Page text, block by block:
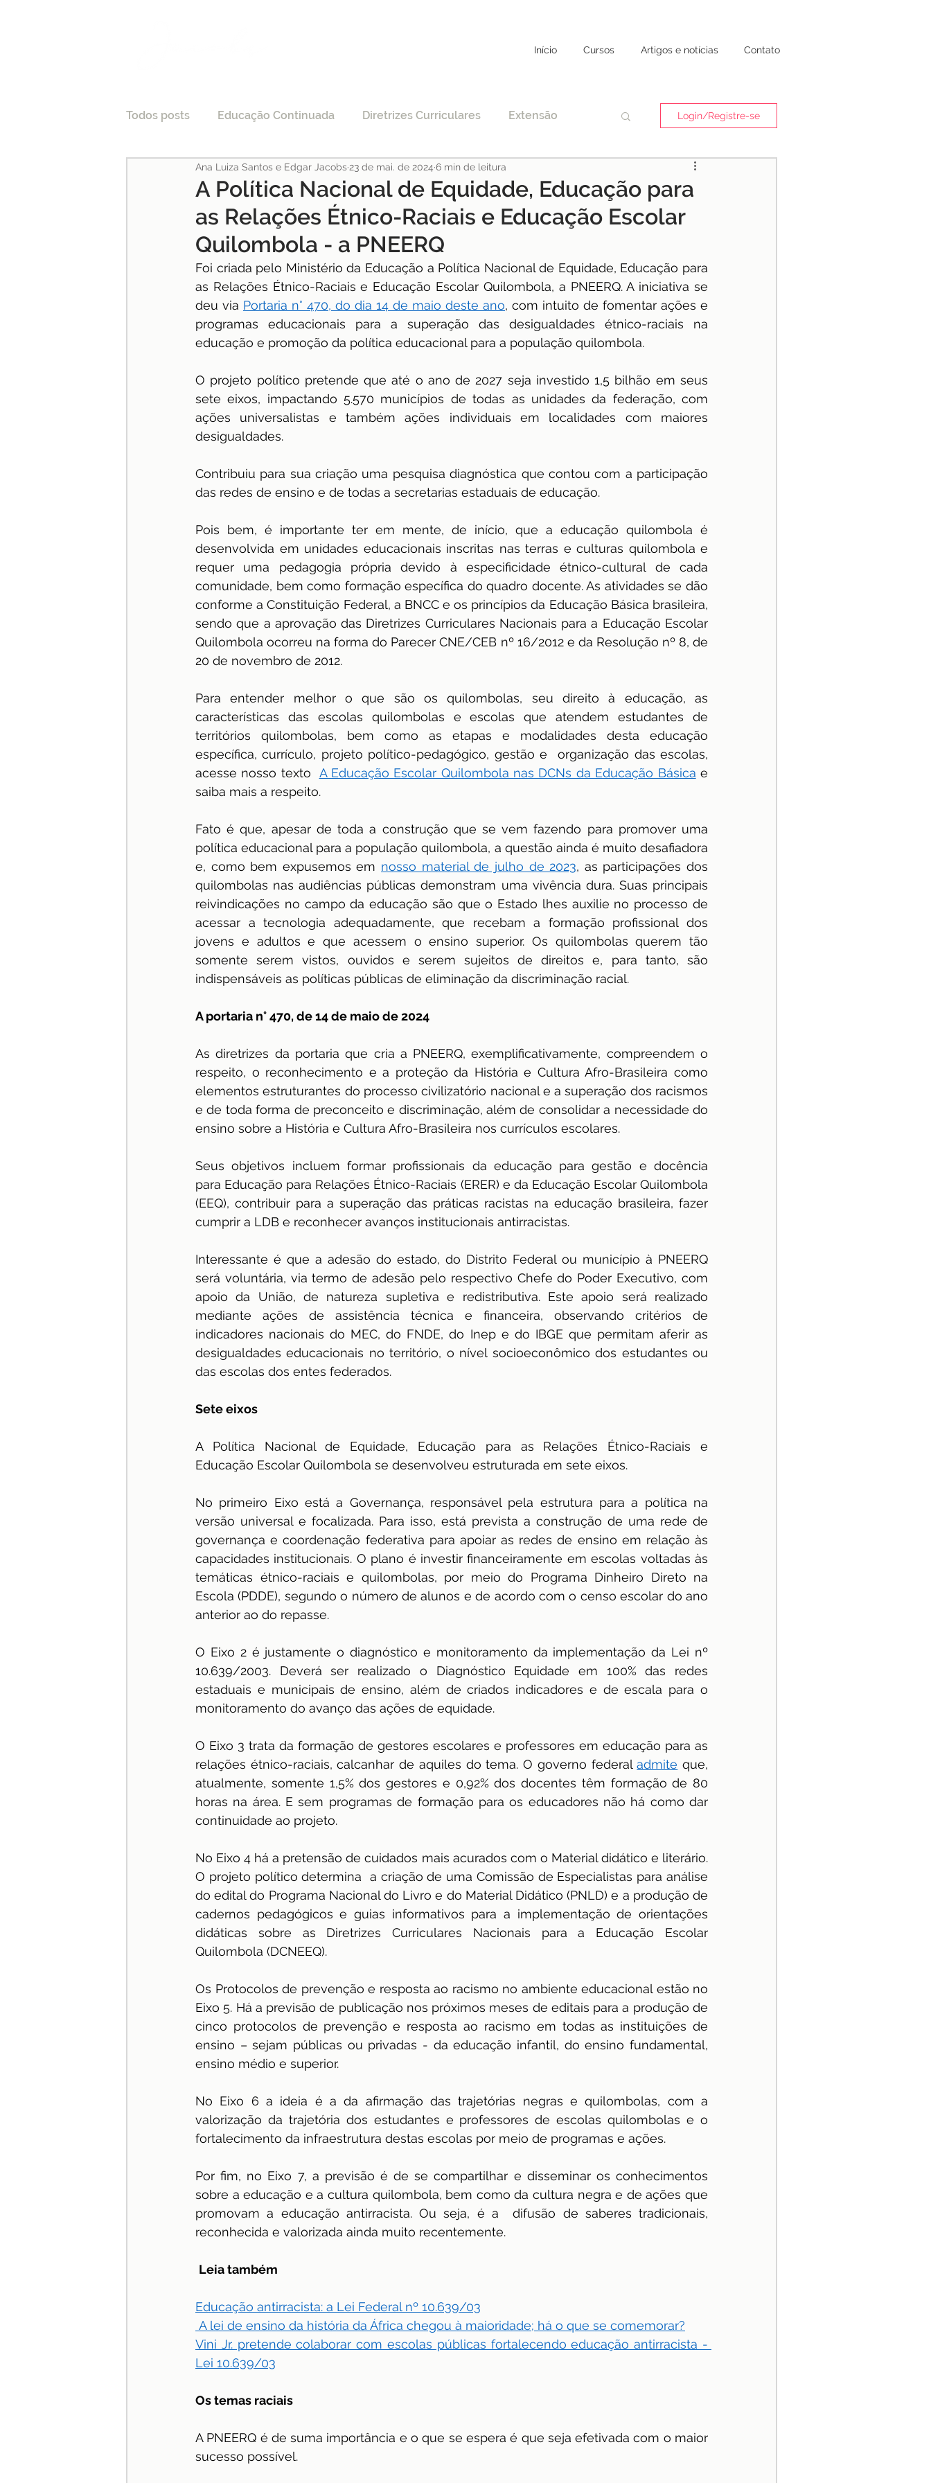
Início Cursos Artigos e notícias Contato
Todos posts Educação Continuada Diretrizes Curriculares Extensão
Tecnologia e Direito Educação Específica COVID-19
Processo Seletivo Credenciamento EAD Legislação Educação
Pesquisas Medicina STF Justiça pos-graduação
especialização Jurisprudência ENAMED avaliação Avaliação
Login/Registre-se
A Política Nacional de Equidade, Educação para
as Relações Étnico-Raciais e Educação Escolar
Quilombola - a PNEERQ
Ana Luiza Santos e Edgar Jacobs 23 de mai. de 2024 6 min de leitura
Foi criada pelo Ministério da Educação a Política Nacional de Equidade, Educação para
as Relações Étnico-Raciais e Educação Escolar Quilombola, a PNEERQ. A iniciativa se
deu via Portaria n° 470, do dia 14 de maio deste ano, com intuito de fomentar ações e
programas educacionais para a superação das desigualdades étnico-raciais na
educação e promoção da política educacional para a população quilombola.
O projeto político pretende que até o ano de 2027 seja investido 1,5 bilhão em seus
sete eixos, impactando 5.570 municípios de todas as unidades da federação, com
ações universalistas e também ações individuais em localidades com maiores
desigualdades.
Contribuiu para sua criação uma pesquisa diagnóstica que contou com a participação
das redes de ensino e de todas a secretarias estaduais de educação.
Pois bem, é importante ter em mente, de início, que a educação quilombola é
desenvolvida em unidades educacionais inscritas nas terras e culturas quilombola e
requer uma pedagogia própria devido à especificidade étnico-cultural de cada
comunidade, bem como formação específica do quadro docente. As atividades se dão
conforme a Constituição Federal, a BNCC e os princípios da Educação Básica brasileira,
sendo que a aprovação das Diretrizes Curriculares Nacionais para a Educação Escolar
Quilombola ocorreu na forma do Parecer CNE/CEB nº 16/2012 e da Resolução nº 8, de
20 de novembro de 2012.
Para entender melhor o que são os quilombolas, seu direito à educação, as
características das escolas quilombolas e escolas que atendem estudantes de
territórios quilombolas, bem como as etapas e modalidades desta educação
específica, currículo, projeto político-pedagógico, gestão e  organização das escolas,
acesse nosso texto A Educação Escolar Quilombola nas DCNs da Educação Básica e
saiba mais a respeito.
Fato é que, apesar de toda a construção que se vem fazendo para promover uma
política educacional para a população quilombola, a questão ainda é muito desafiadora
e, como bem expusemos em nosso material de julho de 2023, as participações dos
quilombolas nas audiências públicas demonstram uma vivência dura. Suas principais
reivindicações no campo da educação são que o Estado lhes auxilie no processo de
acessar a tecnologia adequadamente, que recebam a formação profissional dos
jovens e adultos e que acessem o ensino superior. Os quilombolas querem tão
somente serem vistos, ouvidos e serem sujeitos de direitos e, para tanto, são
indispensáveis as políticas públicas de eliminação da discriminação racial.
A portaria n° 470, de 14 de maio de 2024
As diretrizes da portaria que cria a PNEERQ, exemplificativamente, compreendem o
respeito, o reconhecimento e a proteção da História e Cultura Afro-Brasileira como
elementos estruturantes do processo civilizatório nacional e a superação dos racismos
e de toda forma de preconceito e discriminação, além de consolidar a necessidade do
ensino sobre a História e Cultura Afro-Brasileira nos currículos escolares.
Seus objetivos incluem formar profissionais da educação para gestão e docência
para Educação para Relações Étnico-Raciais (ERER) e da Educação Escolar Quilombola
(EEQ), contribuir para a superação das práticas racistas na educação brasileira, fazer
cumprir a LDB e reconhecer avanços institucionais antirracistas.
Interessante é que a adesão do estado, do Distrito Federal ou município à PNEERQ
será voluntária, via termo de adesão pelo respectivo Chefe do Poder Executivo, com
apoio da União, de natureza supletiva e redistributiva. Este apoio será realizado
mediante ações de assistência técnica e financeira, observando critérios de
indicadores nacionais do MEC, do FNDE, do Inep e do IBGE que permitam aferir as
desigualdades educacionais no território, o nível socioeconômico dos estudantes ou
das escolas dos entes federados.
Sete eixos
A Política Nacional de Equidade, Educação para as Relações Étnico-Raciais e
Educação Escolar Quilombola se desenvolveu estruturada em sete eixos.
No primeiro Eixo está a Governança, responsável pela estrutura para a política na
versão universal e focalizada. Para isso, está prevista a construção de uma rede de
governança e coordenação federativa para apoiar as redes de ensino em relação às
capacidades institucionais. O plano é investir financeiramente em escolas voltadas às
temáticas étnico-raciais e quilombolas, por meio do Programa Dinheiro Direto na
Escola (PDDE), segundo o número de alunos e de acordo com o censo escolar do ano
anterior ao do repasse.
O Eixo 2 é justamente o diagnóstico e monitoramento da implementação da Lei nº
10.639/2003. Deverá ser realizado o Diagnóstico Equidade em 100% das redes
estaduais e municipais de ensino, além de criados indicadores e de escala para o
monitoramento do avanço das ações de equidade.
O Eixo 3 trata da formação de gestores escolares e professores em educação para as
relações étnico-raciais, calcanhar de aquiles do tema. O governo federal admite que,
atualmente, somente 1,5% dos gestores e 0,92% dos docentes têm formação de 80
horas na área. E sem programas de formação para os educadores não há como dar
continuidade ao projeto.
No Eixo 4 há a pretensão de cuidados mais acurados com o Material didático e literário.
O projeto político determina  a criação de uma Comissão de Especialistas para análise
do edital do Programa Nacional do Livro e do Material Didático (PNLD) e a produção de
cadernos pedagógicos e guias informativos para a implementação de orientações
didáticas sobre as Diretrizes Curriculares Nacionais para a Educação Escolar
Quilombola (DCNEEQ).
Os Protocolos de prevenção e resposta ao racismo no ambiente educacional estão no
Eixo 5. Há a previsão de publicação nos próximos meses de editais para a produção de
cinco protocolos de prevenção e resposta ao racismo em todas as instituições de
ensino – sejam públicas ou privadas - da educação infantil, do ensino fundamental,
ensino médio e superior.
No Eixo 6 a ideia é a da afirmação das trajetórias negras e quilombolas, com a
valorização da trajetória dos estudantes e professores de escolas quilombolas e o
fortalecimento da infraestrutura destas escolas por meio de programas e ações.
Por fim, no Eixo 7, a previsão é de se compartilhar e disseminar os conhecimentos
sobre a educação e a cultura quilombola, bem como da cultura negra e de ações que
promovam a educação antirracista. Ou seja, é a  difusão de saberes tradicionais,
reconhecida e valorizada ainda muito recentemente.
Leia também
Educação antirracista: a Lei Federal nº 10.639/03
A lei de ensino da história da África chegou à maioridade; há o que se comemorar?
Vini Jr. pretende colaborar com escolas públicas fortalecendo educação antirracista -
Lei 10.639/03
Os temas raciais
A PNEERQ é de suma importância e o que se espera é que seja efetivada com o maior
sucesso possível.